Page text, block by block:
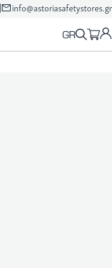
info@astoriasafetystores.gr
GR